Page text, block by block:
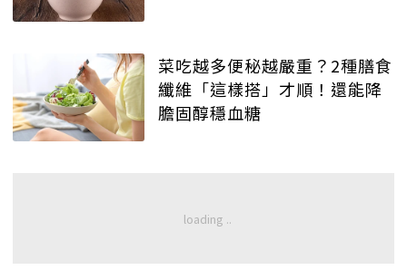
菜吃越多便秘越嚴重？2種膳食
纖維「這樣搭」才順！還能降
膽固醇穩血糖